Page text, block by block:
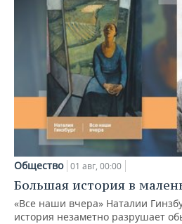
Общество 01 авг, 00:00
Большая история в
«Все наши вчера» Наталии
история незаметно разрушает